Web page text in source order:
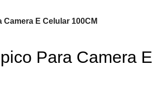
E Celular 100CM
Para Camera E